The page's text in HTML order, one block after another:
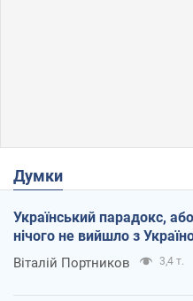
Думки
Український парадокс,
нічого не вийшло з
Віталій Портников 3,4 т.